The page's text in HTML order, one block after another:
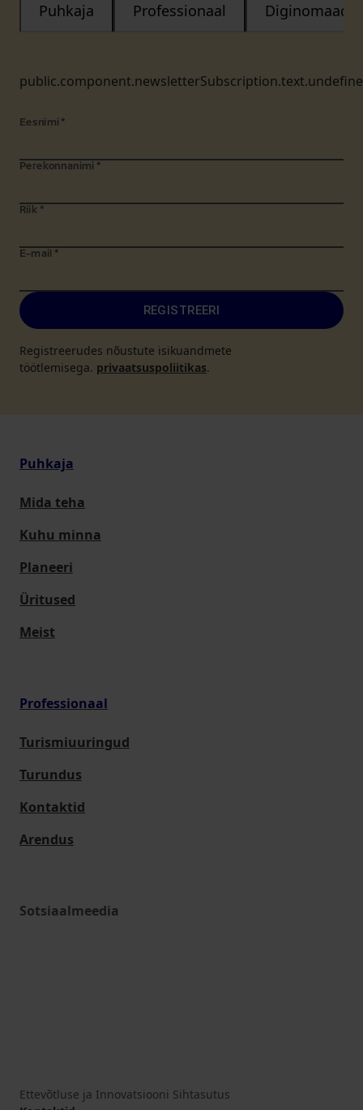
Puhkaja Professionaal Diginomaad
Eesnimi *
Perekonnanimi *
Riik *
E-mail *
REGISTREERI
Registreerudes nõustute isikuandmete
töötlemisega. privaatsuspoliitikas.
Puhkaja
Mida teha
Kuhu minna
Planeeri
Üritused
Meist
Professionaal
Turismiuuringud
Turundus
Kontaktid
Arendus
Sotsiaalmeedia
Ettevõtluse ja Innovatsiooni Sihtasutus